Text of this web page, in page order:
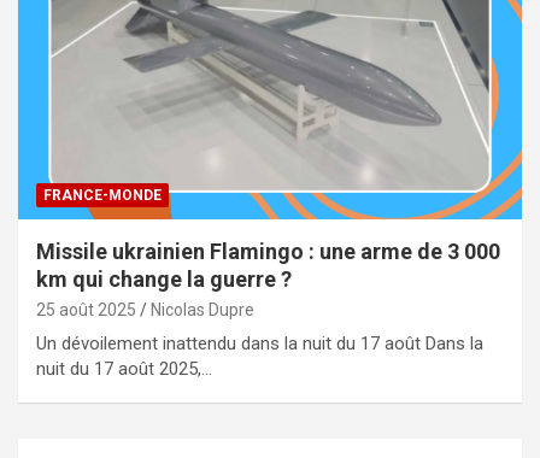
FRANCE-MONDE
Missile ukrainien Flamingo : une arme de 3 000
km qui change la guerre ?
25 août 2025 Nicolas Dupre
Un dévoilement inattendu dans la nuit du 17 août Dans la
nuit du 17 août 2025,…